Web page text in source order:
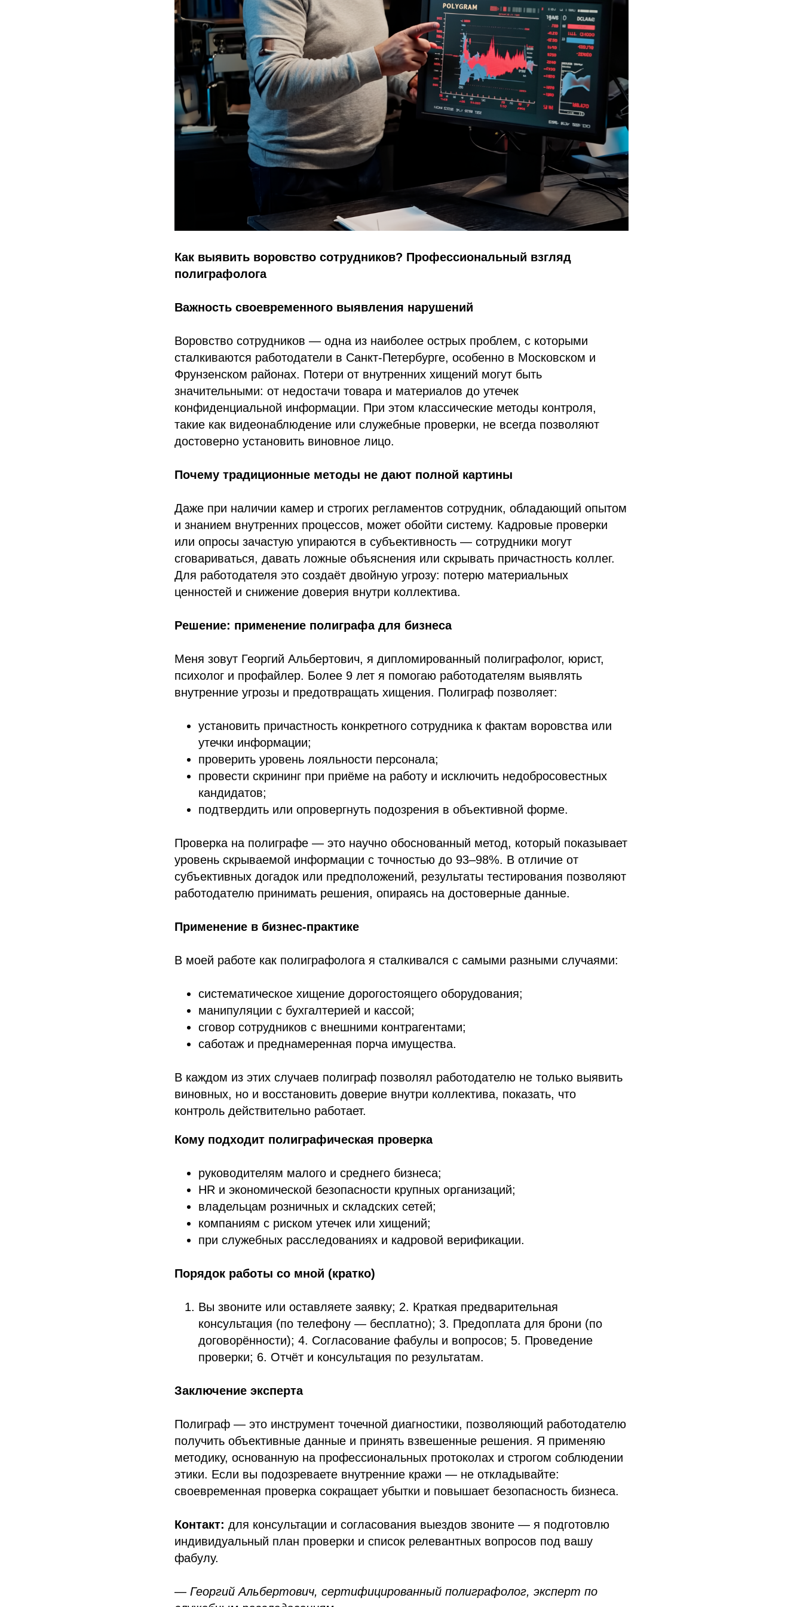
Как выявить воровство сотрудников? Профессиональный взгляд
полиграфолога
Важность своевременного выявления нарушений
Воровство сотрудников — одна из наиболее острых проблем, с которыми
сталкиваются работодатели в Санкт-Петербурге, особенно в Московском и
Фрунзенском районах. Потери от внутренних хищений могут быть
значительными: от недостачи товара и материалов до утечек
конфиденциальной информации. При этом классические методы контроля,
такие как видеонаблюдение или служебные проверки, не всегда позволяют
достоверно установить виновное лицо.
Почему традиционные методы не дают полной картины
Даже при наличии камер и строгих регламентов сотрудник, обладающий опытом
и знанием внутренних процессов, может обойти систему. Кадровые проверки
или опросы зачастую упираются в субъективность — сотрудники могут
сговариваться, давать ложные объяснения или скрывать причастность коллег.
Для работодателя это создаёт двойную угрозу: потерю материальных
ценностей и снижение доверия внутри коллектива.
Решение: применение полиграфа для бизнеса
Меня зовут Георгий Альбертович, я дипломированный полиграфолог, юрист,
психолог и профайлер. Более 9 лет я помогаю работодателям выявлять
внутренние угрозы и предотвращать хищения. Полиграф позволяет:
установить причастность конкретного сотрудника к фактам воровства или
утечки информации;
проверить уровень лояльности персонала;
провести скрининг при приёме на работу и исключить недобросовестных
кандидатов;
подтвердить или опровергнуть подозрения в объективной форме.
Проверка на полиграфе — это научно обоснованный метод, который показывает
уровень скрываемой информации с точностью до 93–98%. В отличие от
субъективных догадок или предположений, результаты тестирования позволяют
работодателю принимать решения, опираясь на достоверные данные.
Применение в бизнес-практике
В моей работе как полиграфолога я сталкивался с самыми разными случаями:
систематическое хищение дорогостоящего оборудования;
манипуляции с бухгалтерией и кассой;
сговор сотрудников с внешними контрагентами;
саботаж и преднамеренная порча имущества.
В каждом из этих случаев полиграф позволял работодателю не только выявить
виновных, но и восстановить доверие внутри коллектива, показать, что
контроль действительно работает.
Кому подходит полиграфическая проверка
руководителям малого и среднего бизнеса;
HR и экономической безопасности крупных организаций;
владельцам розничных и складских сетей;
компаниям с риском утечек или хищений;
при служебных расследованиях и кадровой верификации.
Порядок работы со мной (кратко)
Вы звоните или оставляете заявку; 2. Краткая предварительная
консультация (по телефону — бесплатно); 3. Предоплата для брони (по
договорённости); 4. Согласование фабулы и вопросов; 5. Проведение
проверки; 6. Отчёт и консультация по результатам.
Заключение эксперта
Полиграф — это инструмент точечной диагностики, позволяющий работодателю
получить объективные данные и принять взвешенные решения. Я применяю
методику, основанную на профессиональных протоколах и строгом соблюдении
этики. Если вы подозреваете внутренние кражи — не откладывайте:
своевременная проверка сокращает убытки и повышает безопасность бизнеса.
Контакт: для консультации и согласования выездов звоните — я подготовлю
индивидуальный план проверки и список релевантных вопросов под вашу
фабулу.
— Георгий Альбертович, сертифицированный полиграфолог, эксперт по